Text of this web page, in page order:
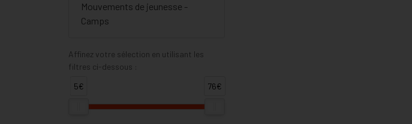
Mouvements de jeunesse -
Camps
Affinez votre sélection en utilisant les
filtres ci-dessous :
5€
76€